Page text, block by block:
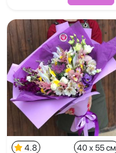
4.8 40 x 55 см